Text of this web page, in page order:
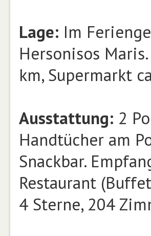
Lage: Im
Hersonisos
km, Supermarkt
Ausstattung: 2
Handtücher am
Snackbar.
Restaurant
4 Sterne, 204